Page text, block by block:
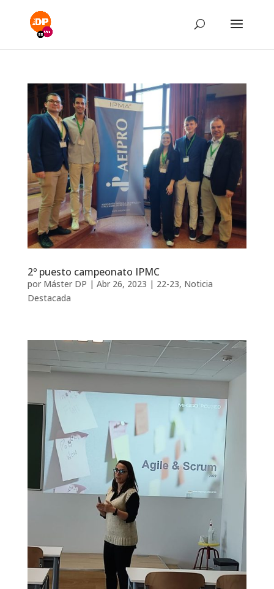
2º puesto campeonato IPMC
por Máster DP | Abr 26, 2023 | 22-23, Noticia
Destacada